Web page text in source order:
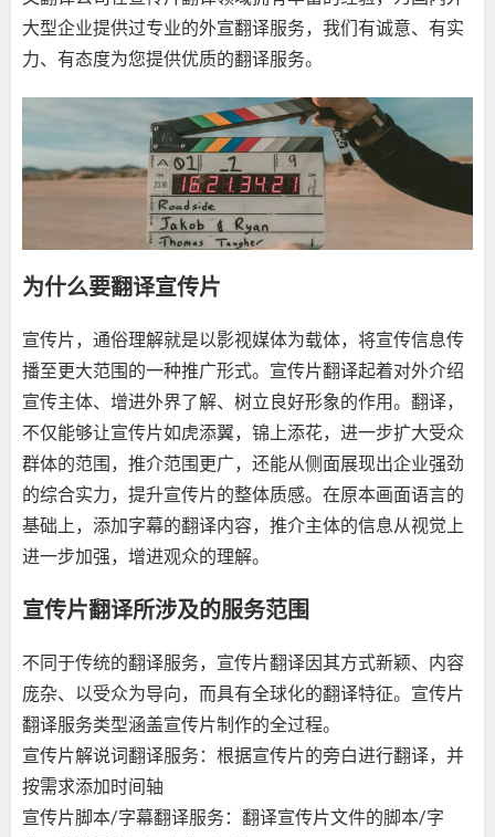
大型企业提供过专业的外宣翻译服务，我们有诚意、有实
力、有态度为您提供优质的翻译服务。
为什么要翻译宣传片
宣传片，通俗理解就是以影视媒体为载体，将宣传信息传
播至更大范围的一种推广形式。宣传片翻译起着对外介绍
宣传主体、增进外界了解、树立良好形象的作用。翻译，
不仅能够让宣传片如虎添翼，锦上添花，进一步扩大受众
群体的范围，推介范围更广，还能从侧面展现出企业强劲
的综合实力，提升宣传片的整体质感。在原本画面语言的
基础上，添加字幕的翻译内容，推介主体的信息从视觉上
进一步加强，增进观众的理解。
宣传片翻译所涉及的服务范围
不同于传统的翻译服务，宣传片翻译因其方式新颖、内容
庞杂、以受众为导向，而具有全球化的翻译特征。宣传片
翻译服务类型涵盖宣传片制作的全过程。
宣传片解说词翻译服务：根据宣传片的旁白进行翻译，并
按需求添加时间轴
宣传片脚本/字幕翻译服务：翻译宣传片文件的脚本/字